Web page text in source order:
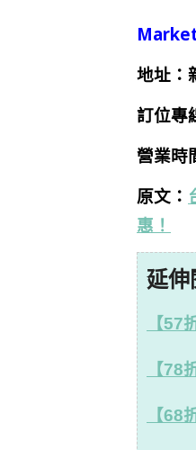
地址：
訂位專
營業時
原文：
惠！
延伸
【57
【78
【68